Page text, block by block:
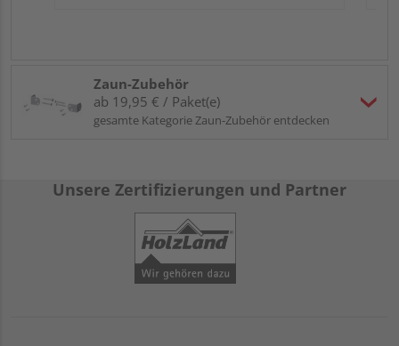
Zaun-Zubehör
ab 19,95 € / Paket(e)
gesamte Kategorie Zaun-Zubehör entdecken
Unsere Zertifizierungen und Partner